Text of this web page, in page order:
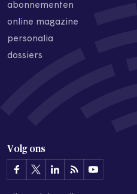
abonnementen
online magazine
personalia
dossiers
Volg ons